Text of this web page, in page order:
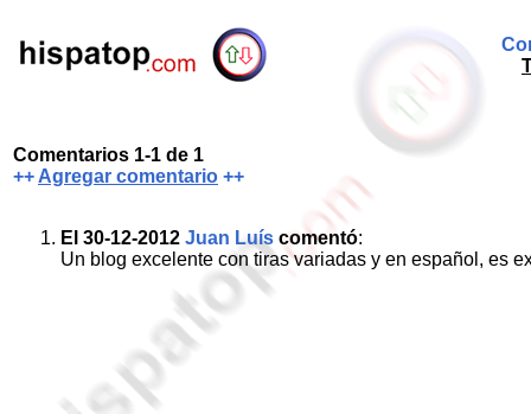
Comentarios 1-1 de 1
++ Agregar comentario ++
El 30-12-2012 Juan Luís comentó:
Un blog excelente con tiras variadas y en español, es